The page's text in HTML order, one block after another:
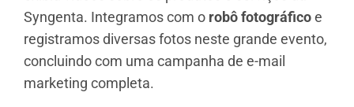
Syngenta. Integramos com o robô fotográficoe
registramos diversas fotos neste grande evento,
concluindo com uma campanha de e-mail
marketing completa.